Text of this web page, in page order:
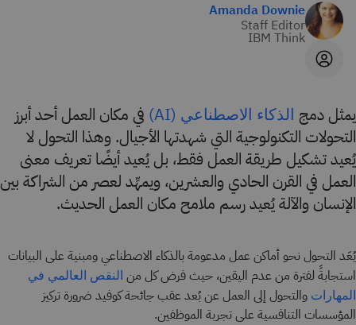
Amanda Downie
Staff Editor
IBM Think
يمثل دمج الذكاء الاصطناعي (AI)
في مكان العمل أحد أبرز
التحولات التكنولوجية التي شهدتها الأجيال. وهذا التحول لا
يُعيد تشكيل طريقة العمل فقط، بل يُعيد أيضًا تعريف معنى
العمل في القرن الحادي والعشرين، ويمهِّد لعصر من الشراكة بين
الإنسان والآلة يُعيد رسم ملامح مكان العمل الحديث.
يُعَد التحول نحو أماكن عمل مدعومة بالذكاء الاصطناعي ومبنية على البيانات
استجابةً لفترة من عدم اليقين، حيث فرض كل من النقص العالمي في
المهارات والتحول إلى العمل عن بُعد عقب جائحة كوفيد ضرورة تركيز
المؤسسات التنافسية على تجربة الموظفين.